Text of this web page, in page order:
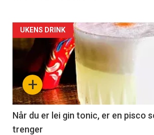
Forsiden
akkurat
nå
-
6
+
UKENS DRINK
Når du er lei gin tonic, er en pisco
trenger